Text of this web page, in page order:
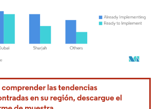
El uso requiere atribución según CC BY 4.0.